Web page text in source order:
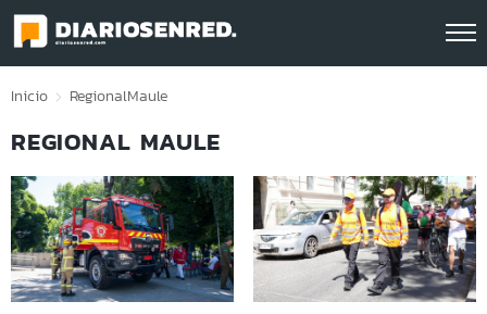
Click acá para ir directamente al contenido
Inicio RegionalMaule
REGIONAL MAULE